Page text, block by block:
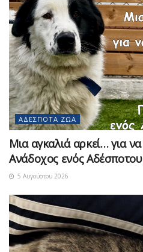
ΑΔΈΣΠΟΤΑ ΖΏΑ
Μια αγκαλιά αρκεί… για
Ανάδοχος ενός
5 Αυγούστου 2026